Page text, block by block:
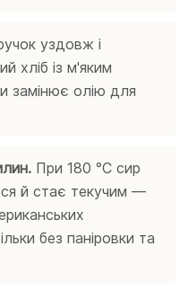
уздовж і
хліб із м'яким
замінює олію для
При 180 °C сир
й стає текучим —
без паніровки та